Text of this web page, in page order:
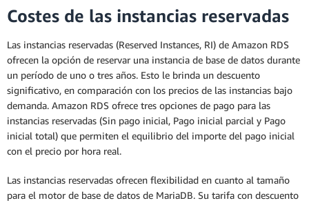
Costes de las instancias reservadas
Las instancias reservadas (Reserved Instances, RI) de Amazon RDS
ofrecen la opción de reservar una instancia de base de datos durante
un período de uno o tres años. Esto le brinda un descuento
significativo, en comparación con los precios de las instancias bajo
demanda. Amazon RDS ofrece tres opciones de pago para las
instancias reservadas (Sin pago inicial, Pago inicial parcial y Pago
inicial total) que permiten el equilibrio del importe del pago inicial
con el precio por hora real.
Las instancias reservadas ofrecen flexibilidad en cuanto al tamaño
para el motor de base de datos de MariaDB. Su tarifa con descuento